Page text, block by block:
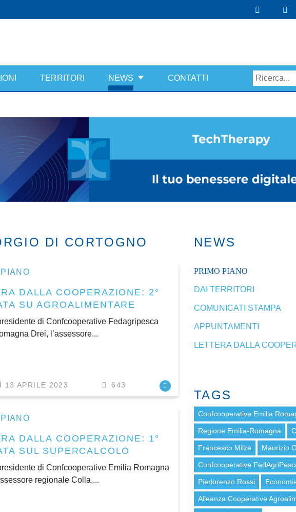
TERRITORI NEWS CONTATTI
DI CORTOGNO
DALLA COOPERAZIONE: 2°
SU AGROALIMENTARE
di Confcooperative Fedagripesca
Drei, l’assessore...
13 APRILE 2023 643
DALLA COOPERAZIONE: 1°
SUL SUPERCALCOLO
di Confcooperative Emilia Romagna
regionale Colla,...
NEWS
PRIMO PIANO
DAI TERRITORI
COMUNICATI STAMPA
APPUNTAMENTI
LETTERA DALLA
TAGS
Confcooperative Emilia
Regione Emilia-Romagna
Francesco Milza Maurizio
Confcooperative
Pierlorenzo Rossi
Alleanza Cooperative